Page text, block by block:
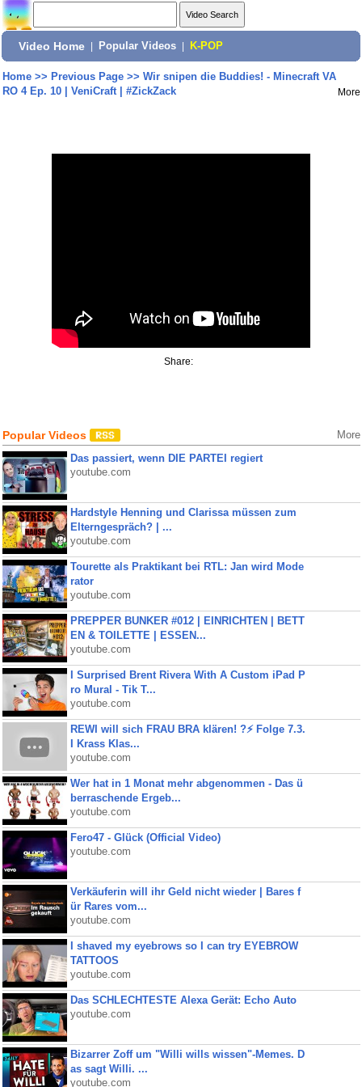
Video Home Popular Videos K-POP
Home>> Previous Page>> Wir snipen die Buddies! - Minecraft VA
RO 4 Ep. 10 | VeniCraft | #ZickZack
More
Share:
Popular Videos More
Das passiert, wenn DIE PARTEI regiert
youtube.com
Hardstyle Henning und Clarissa müssen zum
Elterngespräch? | ...
youtube.com
Tourette als Praktikant bei RTL: Jan wird Mode
rator
youtube.com
PREPPER BUNKER #012 | EINRICHTEN | BETT
EN & TOILETTE | ESSEN...
youtube.com
I Surprised Brent Rivera With A Custom iPad P
ro Mural - Tik T...
youtube.com
REWI will sich FRAU BRA klären! ?⚡️ Folge 7.3.
I Krass Klas...
youtube.com
Wer hat in 1 Monat mehr abgenommen - Das ü
berraschende Ergeb...
youtube.com
Fero47 - Glück (Official Video)
youtube.com
Verkäuferin will ihr Geld nicht wieder | Bares f
ür Rares vom...
youtube.com
I shaved my eyebrows so I can try EYEBROW
TATTOOS
youtube.com
Das SCHLECHTESTE Alexa Gerät: Echo Auto
youtube.com
Bizarrer Zoff um "Willi wills wissen"-Memes. D
as sagt Willi. ...
youtube.com